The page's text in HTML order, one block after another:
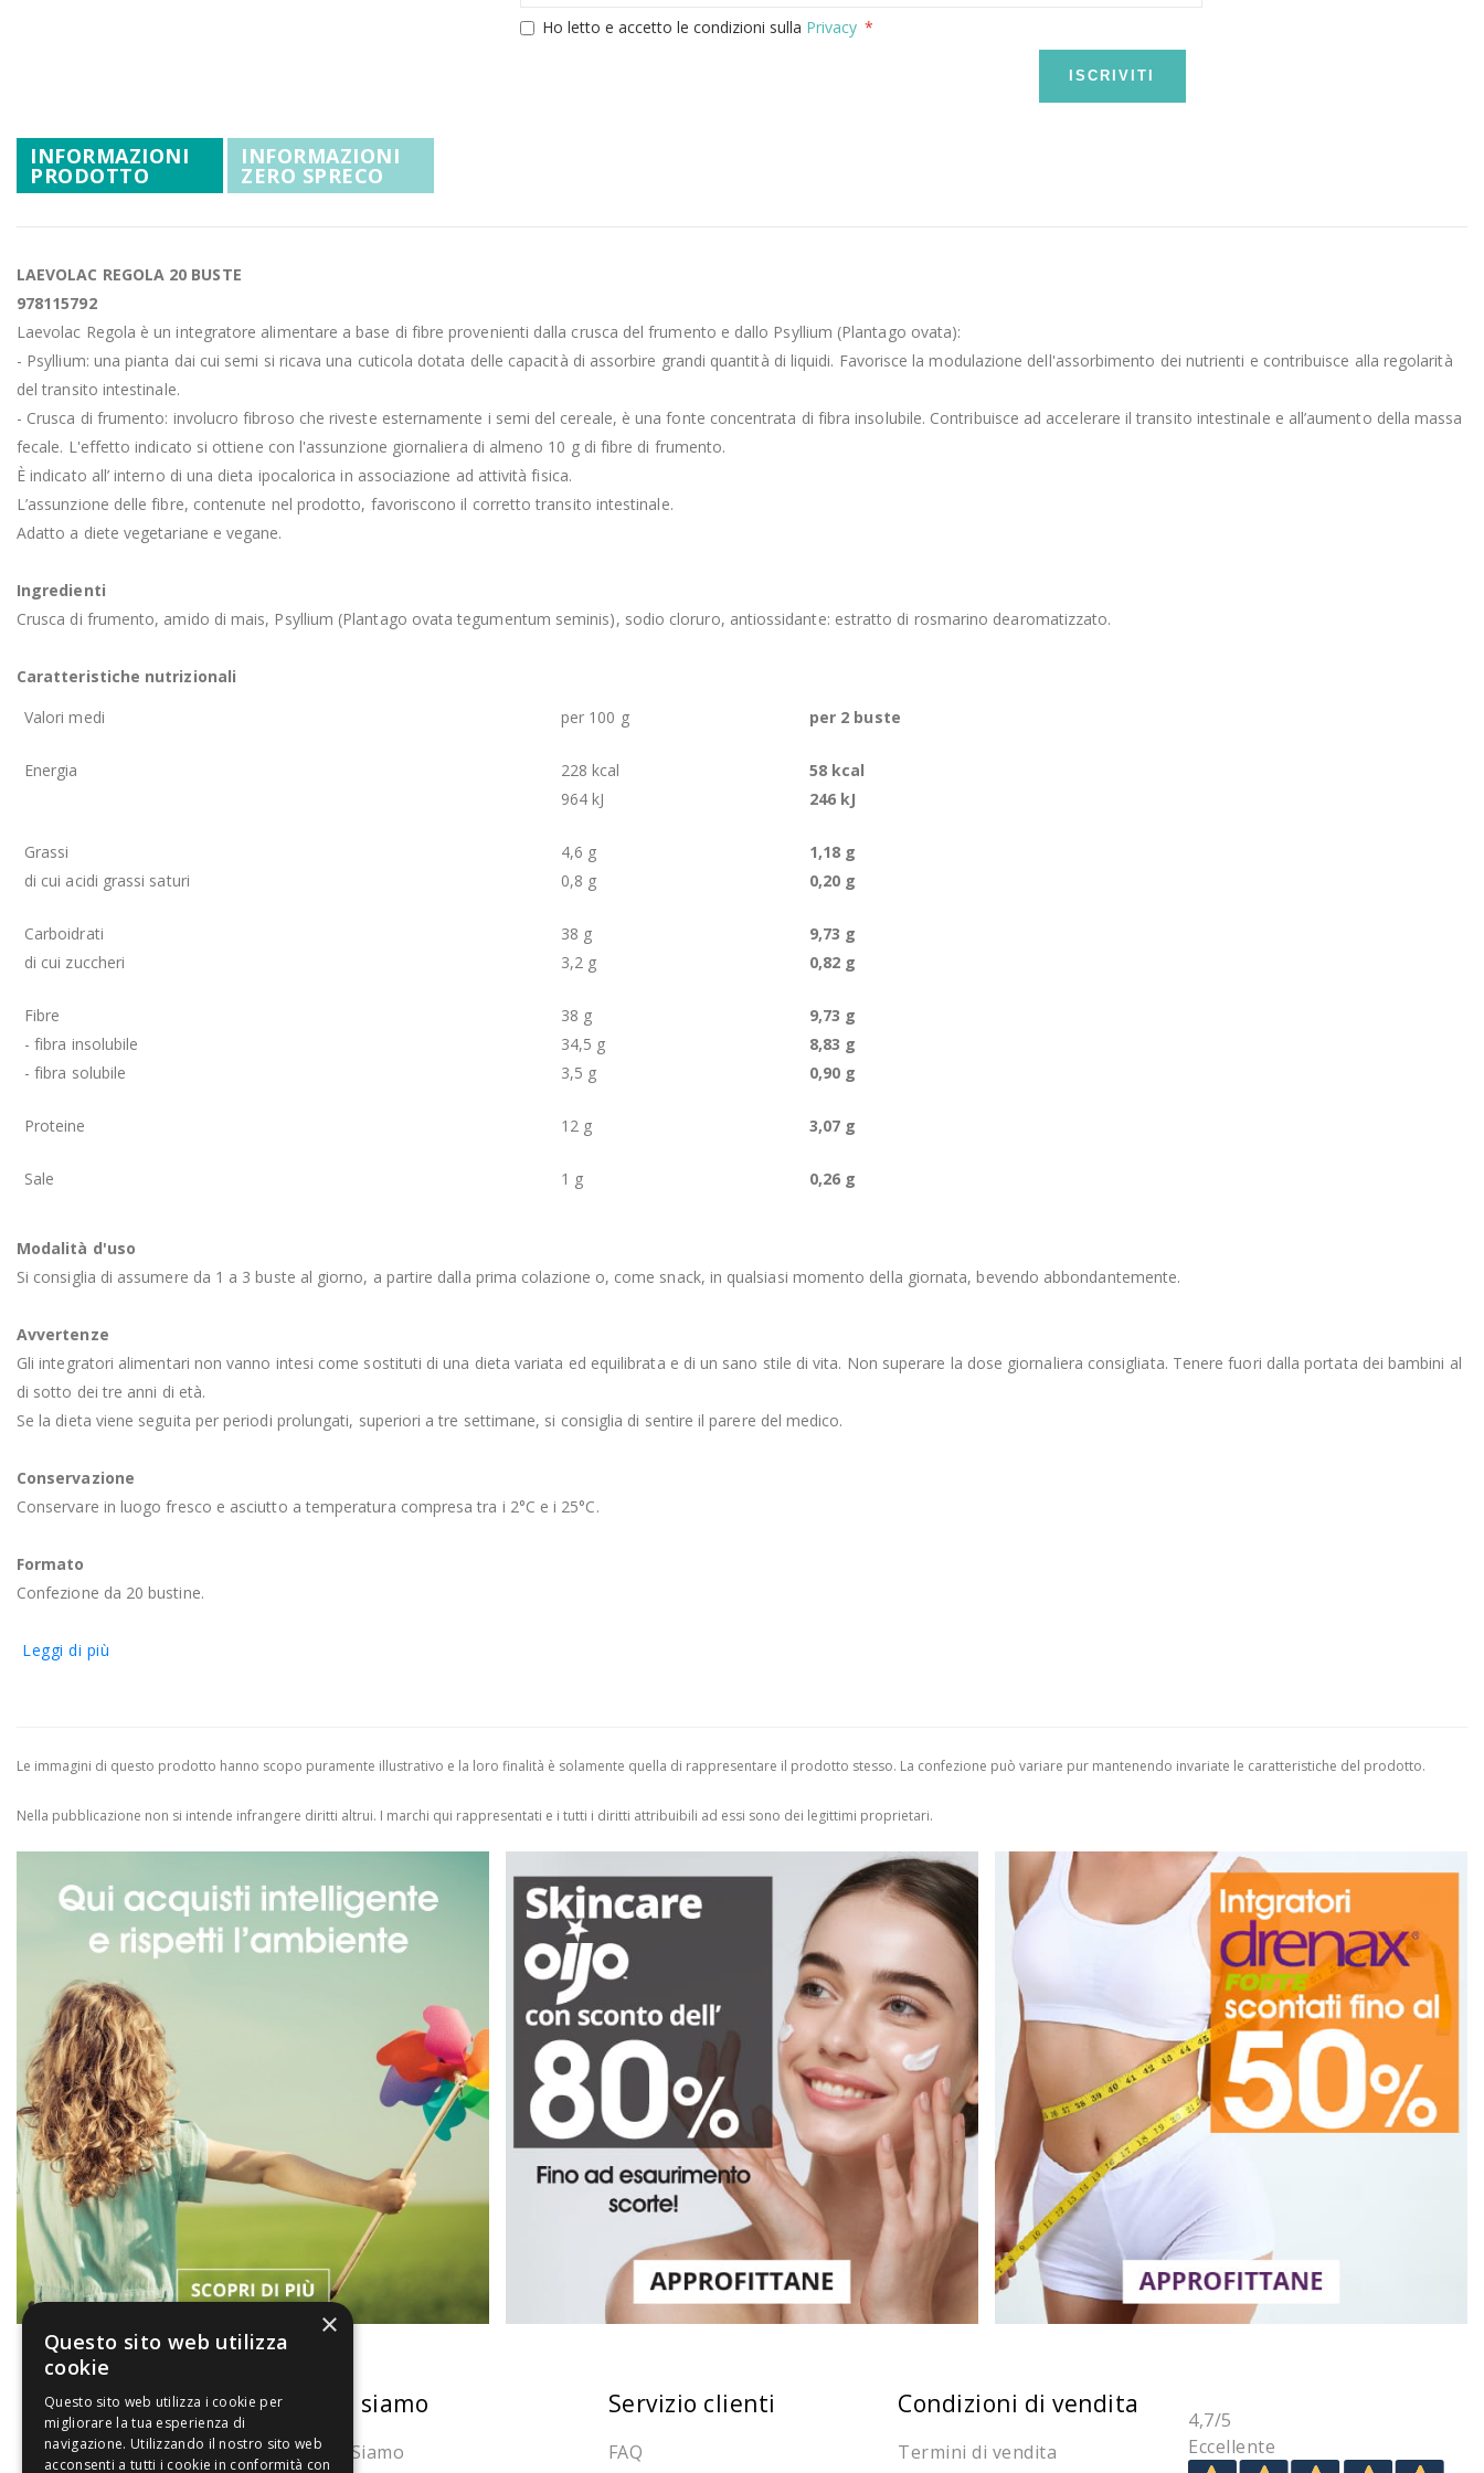
di
immagini
Ho letto e accetto le condizioni sulla Privacy
ISCRIVITI
INFORMAZIONI
PRODOTTO
LAEVOLAC REGOLA 20 BUSTE
978115792
Laevolac Regola è un integratore alimentare a base di fibre provenienti dalla crusca del frumento e dallo Psyllium (Plantago ovata):
- Psyllium: una pianta dai cui semi si ricava una cuticola dotata delle capacità di assorbire grandi quantità di liquidi. Favorisce la modulazione dell'assorbimento dei nutrienti e contribuisce alla regolarità
del transito intestinale.
- Crusca di frumento: involucro fibroso che riveste esternamente i semi del cereale, è una fonte concentrata di fibra insolubile. Contribuisce ad accelerare il transito intestinale e all’aumento della massa
fecale. L'effetto indicato si ottiene con l'assunzione giornaliera di almeno 10 g di fibre di frumento.
È indicato all’ interno di una dieta ipocalorica in associazione ad attività fisica.
L’assunzione delle fibre, contenute nel prodotto, favoriscono il corretto transito intestinale.
Adatto a diete vegetariane e vegane.
Ingredienti
Crusca di frumento, amido di mais, Psyllium (Plantago ovata tegumentum seminis), sodio cloruro, antiossidante: estratto di rosmarino dearomatizzato.
Caratteristiche nutrizionali
Valori medi
per 100 g per 2 buste
Energia
228 kcal
964 kJ
58 kcal
246 kJ
Grassi
di cui acidi grassi saturi
4,6 g
0,8 g
1,18 g
0,20 g
Carboidrati
di cui zuccheri
38 g
3,2 g
9,73 g
0,82 g
Fibre
- fibra insolubile
- fibra solubile
38 g
34,5 g
3,5 g
9,73 g
8,83 g
0,90 g
Proteine 12 g 3,07 g
Sale 1 g 0,26 g
Modalità d'uso
Si consiglia di assumere da 1 a 3 buste al giorno, a partire dalla prima colazione o, come snack, in qualsiasi momento della giornata, bevendo abbondantemente.
Avvertenze
Gli integratori alimentari non vanno intesi come sostituti di una dieta variata ed equilibrata e di un sano stile di vita. Non superare la dose giornaliera consigliata. Tenere fuori dalla portata dei bambini al
di sotto dei tre anni di età.
Se la dieta viene seguita per periodi prolungati, superiori a tre settimane, si consiglia di sentire il parere del medico.
Conservazione
Conservare in luogo fresco e asciutto a temperatura compresa tra i 2°C e i 25°C.
Formato
Confezione da 20 bustine.
Leggi di più
INFORMAZIONI
ZERO SPRECO
Le immagini di questo prodotto hanno scopo puramente illustrativo e la loro finalità è solamente quella di rappresentare il prodotto stesso. La confezione può variare pur mantenendo invariate le caratteristiche del prodotto.
Nella pubblicazione non si intende infrangere diritti altrui. I marchi qui rappresentati e i tutti i diritti attribuibili ad essi sono dei legittimi proprietari.
La nostra convenienza
Il risparmio che fa ambiente
Chi siamo
Chi Siamo
Servizio clienti
FAQ
Condizioni di vendita
Termini di vendita
4,7/5
Eccellente
×
Questo sito web utilizza
cookie
Questo sito web utilizza i cookie per
migliorare la tua esperienza di
navigazione. Utilizzando il nostro sito web
acconsenti a tutti i cookie in conformità con